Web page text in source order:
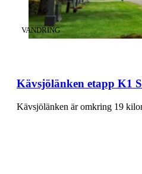
Kävsjölänken etapp K1
KATEGORI:
VANDRING
Kävsjölänken är omkring 19